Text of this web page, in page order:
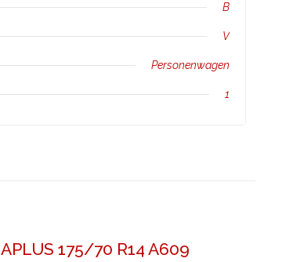
B
V
Personenwagen
1
APLUS 175/70 R14 A609